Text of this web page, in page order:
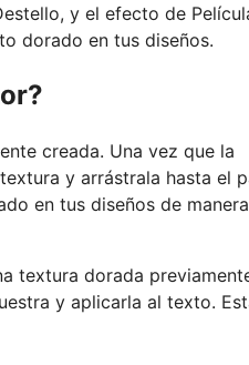
y el efecto de
dorado en tus diseños.
creada. Una vez que la
y arrástrala hasta el
en tus diseños de manera
textura dorada
y aplicarla al texto.